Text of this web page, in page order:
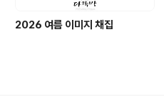
2026 여름 이미지 채집